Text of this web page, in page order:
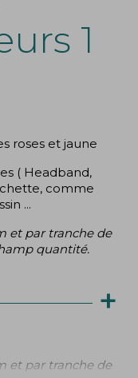
1
roses et jaune
( Headband,
comme
...
et par tranche de
quantité.
+
et par tranche de